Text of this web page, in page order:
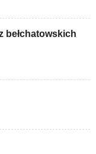
bełchatowskich